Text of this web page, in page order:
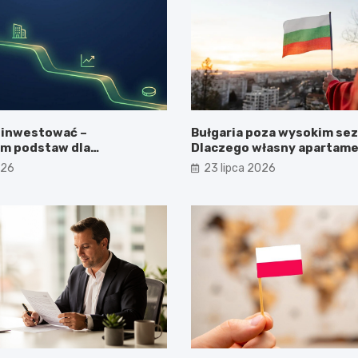
–
podstaw dla
Bułgaria poza wysokim
Dlaczego własny
Morzem Czarnym opłaca
latem?
23 lipca 2026